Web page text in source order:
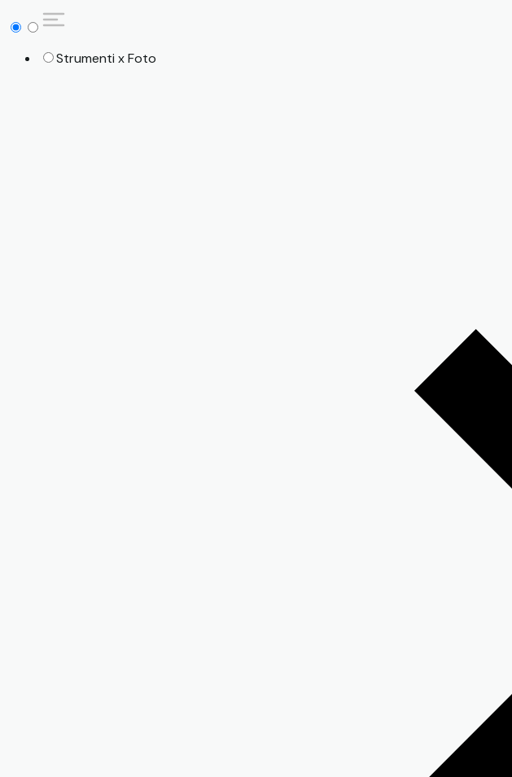
Strumenti x Foto